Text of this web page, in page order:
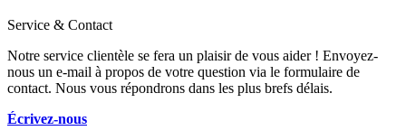
Service & Contact
Notre service clientèle se fera un plaisir de vous aider ! Envoyez-
nous un e-mail à propos de votre question via le formulaire de
contact. Nous vous répondrons dans les plus brefs délais.
Écrivez-nous